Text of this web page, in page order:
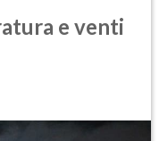
e venti